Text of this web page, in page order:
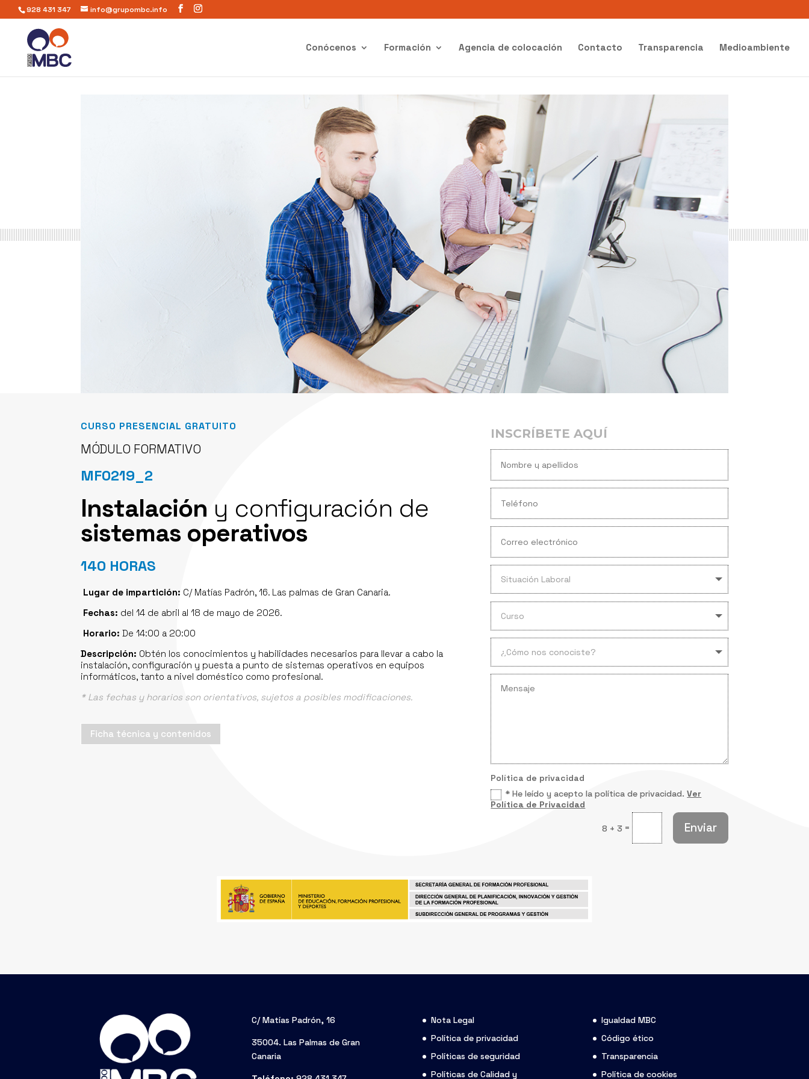
928 431 347 info@grupombc.info
Conócenos Formación Agencia de colocación Contacto Transparencia Medioambiente
CURSO PRESENCIAL GRATUITO
MÓDULO FORMATIVO
MF0219_2
Instalación y configuración de
sistemas operativos
140 HORAS
Lugar de impartición: C/ Matías Padrón, 16. Las palmas de Gran Canaria.
Fechas: del 14 de abril al 18 de mayo de 2026.
Horario: De 14:00 a 20:00
Descripción: Obtén los conocimientos y habilidades necesarios para llevar a cabo la
instalación, configuración y puesta a punto de sistemas operativos en equipos
informáticos, tanto a nivel doméstico como profesional.
* Las fechas y horarios son orientativos, sujetos a posibles modificaciones.
Ficha técnica y contenidos
INSCRÍBETE AQUÍ
Política de privacidad
* He leído y acepto la política de privacidad.Ver
Política de Privacidad
8 + 3 = Enviar
C/ Matías Padrón, 16
35004. Las Palmas de Gran
Canaria
Nota Legal
Política de privacidad
Políticas de seguridad
Políticas de Calidad y
Igualdad MBC
Código ético
Transparencia
Política de cookies